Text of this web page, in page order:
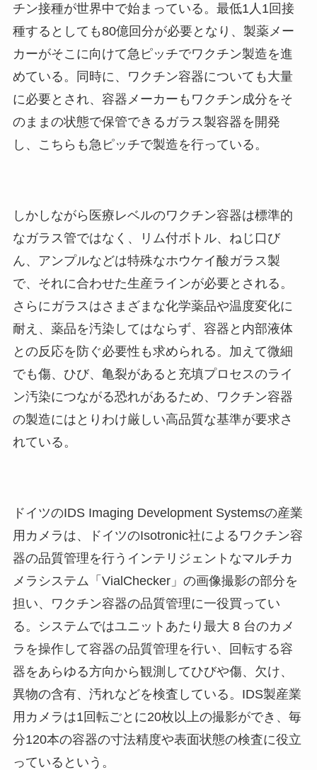
チン接種が世界中で始まっている。最低1人1回接
種するとしても80億回分が必要となり、製薬メー
カーがそこに向けて急ピッチでワクチン製造を進
めている。同時に、ワクチン容器についても大量
に必要とされ、容器メーカーもワクチン成分をそ
のままの状態で保管できるガラス製容器を開発
し、こちらも急ピッチで製造を行っている。
しかしながら医療レベルのワクチン容器は標準的
なガラス管ではなく、リム付ボトル、ねじ口び
ん、アンプルなどは特殊なホウケイ酸ガラス製
で、それに合わせた生産ラインが必要とされる。
さらにガラスはさまざまな化学薬品や温度変化に
耐え、薬品を汚染してはならず、容器と内部液体
との反応を防ぐ必要性も求められる。加えて微細
でも傷、ひび、亀裂があると充填プロセスのライ
ン汚染につながる恐れがあるため、ワクチン容器
の製造にはとりわけ厳しい高品質な基準が要求さ
れている。
ドイツのIDS Imaging Development Systemsの産業
用カメラは、ドイツのIsotronic社によるワクチン容
器の品質管理を行うインテリジェントなマルチカ
メラシステム「VialChecker」の画像撮影の部分を
担い、ワクチン容器の品質管理に一役買ってい
る。システムではユニットあたり最大 8 台のカメ
ラを操作して容器の品質管理を行い、回転する容
器をあらゆる方向から観測してひびや傷、欠け、
異物の含有、汚れなどを検査している。IDS製産業
用カメラは1回転ごとに20枚以上の撮影ができ、毎
分120本の容器の寸法精度や表面状態の検査に役立
っているという。